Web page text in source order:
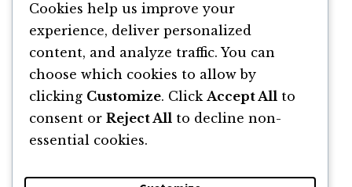
Download la Chrome poți face aici
de teme Chrome găsești
aici
Cookies help us improve your
experience, deliver personalized
content, and analyze traffic. You can
choose which cookies to allow by
clicking Customize. Click Accept All to
consent or Reject All to decline non-
essential cookies.